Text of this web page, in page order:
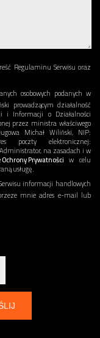
Regulaminu Serwisu oraz
osobowych podanych w
prowadzącym działalność
i Informacji o Działalności
przez ministra właściwego
Michał Wiliński, NIP:
poczty elektronicznej:
na zasadach i w
Prywatności w celu
usługę.
informacji handlowych
mnie adres e-mail lub